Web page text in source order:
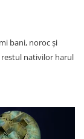
bani, noroc și
restul nativilor harul